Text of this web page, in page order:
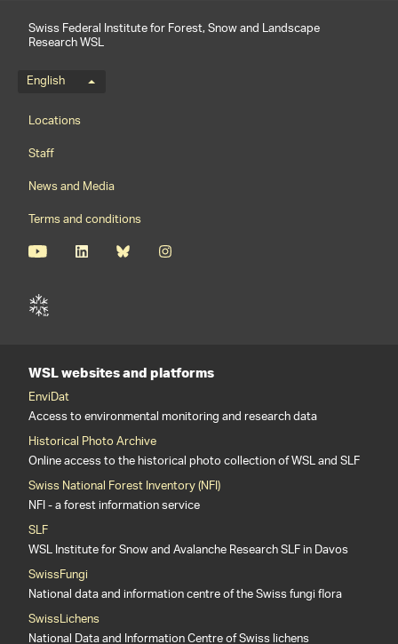
Swiss Federal Institute for Forest, Snow and Landscape
Research WSL
Language menu
English
Footernavigation
Locations
Staff
News and Media
Terms and conditions
WSL websites and platforms
EnviDat
Access to environmental monitoring and research data
Historical Photo Archive
Online access to the historical photo collection of WSL and SLF
Swiss National Forest Inventory (NFI)
NFI - a forest information service
SLF
WSL Institute for Snow and Avalanche Research SLF in Davos
SwissFungi
National data and information centre of the Swiss fungi flora
SwissLichens